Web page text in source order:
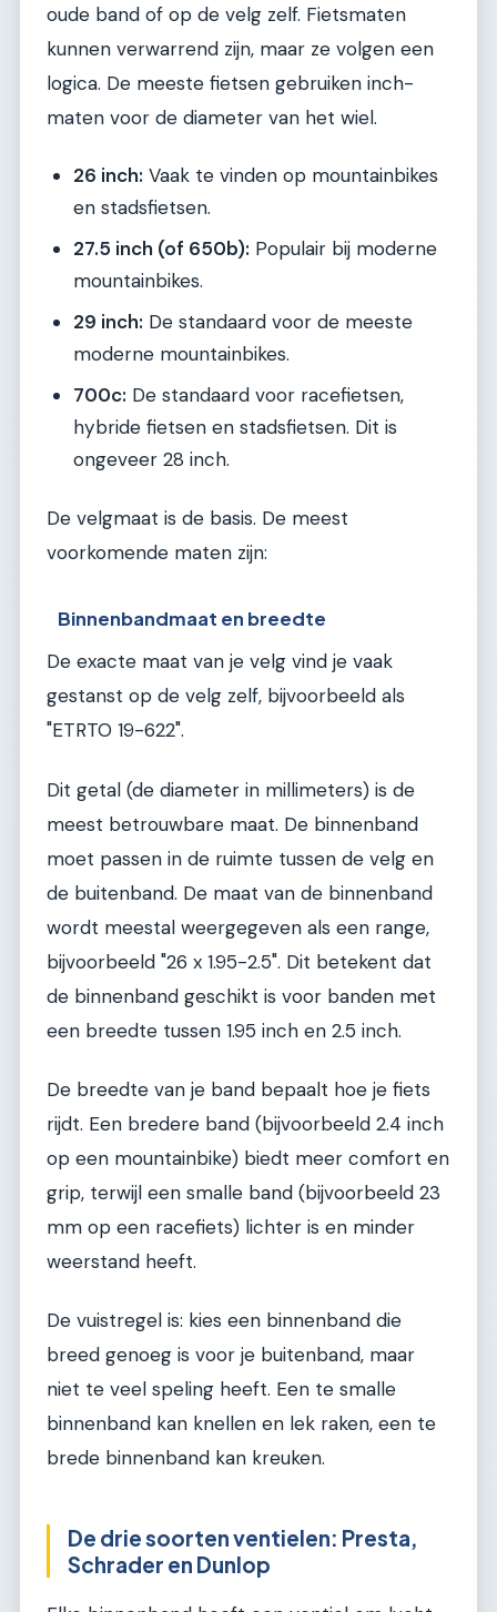
oude band of op de velg zelf. Fietsmaten
kunnen verwarrend zijn, maar ze volgen een
logica. De meeste fietsen gebruiken inch-
maten voor de diameter van het wiel.
26 inch: Vaak te vinden op mountainbikes
en stadsfietsen.
27.5 inch (of 650b): Populair bij moderne
mountainbikes.
29 inch: De standaard voor de meeste
moderne mountainbikes.
700c: De standaard voor racefietsen,
hybride fietsen en stadsfietsen. Dit is
ongeveer 28 inch.
De velgmaat is de basis. De meest
voorkomende maten zijn:
Binnenbandmaat en breedte
De exacte maat van je velg vind je vaak
gestanst op de velg zelf, bijvoorbeeld als
"ETRTO 19-622".
Dit getal (de diameter in millimeters) is de
meest betrouwbare maat. De binnenband
moet passen in de ruimte tussen de velg en
de buitenband. De maat van de binnenband
wordt meestal weergegeven als een range,
bijvoorbeeld "26 x 1.95-2.5". Dit betekent dat
de binnenband geschikt is voor banden met
een breedte tussen 1.95 inch en 2.5 inch.
De breedte van je band bepaalt hoe je fiets
rijdt. Een bredere band (bijvoorbeeld 2.4 inch
op een mountainbike) biedt meer comfort en
grip, terwijl een smalle band (bijvoorbeeld 23
mm op een racefiets) lichter is en minder
weerstand heeft.
De vuistregel is: kies een binnenband die
breed genoeg is voor je buitenband, maar
niet te veel speling heeft. Een te smalle
binnenband kan knellen en lek raken, een te
brede binnenband kan kreuken.
De drie soorten ventielen: Presta,
Schrader en Dunlop